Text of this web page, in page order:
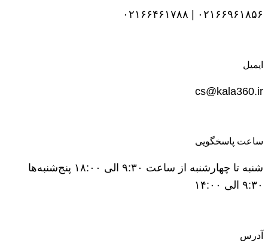
۰۲۱۶۶۹۶۱۸۵۶ | ۰۲۱۶۶۴۶۱۷۸۸
ایمیل
cs@kala360.ir
ساعت پاسخگویی
شنبه تا چهارشنبه از ساعت ۹:۳۰ الی ۱۸:۰۰ پنج‌شنبه‌ها
۹:۳۰ الی ۱۴:۰۰
آدرس